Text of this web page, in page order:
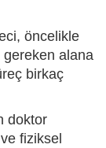
öncelikle
gereken alana
birkaç
doktor
fiziksel